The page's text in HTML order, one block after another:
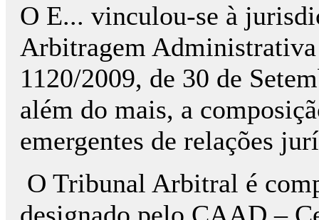
O E... vinculou-se à
Arbitragem Administrativa
1120/2009, de 30 de
além do mais, a
emergentes de relações
O Tribunal Arbitral é